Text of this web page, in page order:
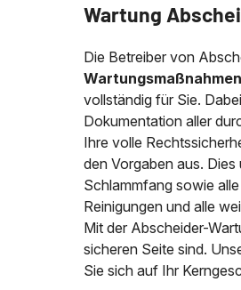
Wartung
Die Betreiber von
Wartungsmaßnahmen
vollständig für Sie.
Dokumentation aller
Ihre volle
den Vorgaben aus.
Schlammfang sowie
Reinigungen und alle
Mit der Abscheider-
sicheren Seite sind.
Sie sich auf Ihr